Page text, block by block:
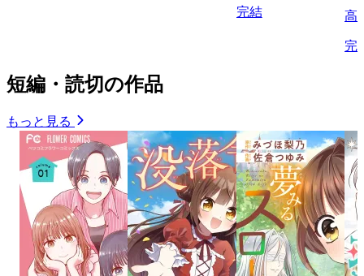
完結 高
完
短編・読切の作品
もっと見る